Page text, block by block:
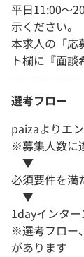
平日11:00～
示ください。
本求人の「応
ト欄に『面談
選考フロー
paizaよりエ
※募集人数に
▼
必須要件を満
▼
1dayインター
※選考フロー
があります